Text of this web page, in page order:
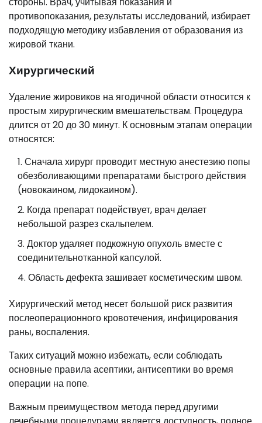
противопоказания, результаты исследований, избирает
подходящую методику избавления от образования из
жировой ткани.
Хирургический
Удаление жировиков на ягодичной области относится к
простым хирургическим вмешательствам. Процедура
длится от 20 до 30 минут. К основным этапам операции
относятся:
Сначала хирург проводит местную анестезию попы
обезболивающими препаратами быстрого действия
(новокаином, лидокаином).
Когда препарат подействует, врач делает
небольшой разрез скальпелем.
Доктор удаляет подкожную опухоль вместе с
соединительнотканной капсулой.
Область дефекта зашивает косметическим швом.
Хирургический метод несет большой риск развития
послеоперационного кровотечения, инфицирования
раны, воспаления.
Таких ситуаций можно избежать, если соблюдать
основные правила асептики, антисептики во время
операции на попе.
Важным преимуществом метода перед другими